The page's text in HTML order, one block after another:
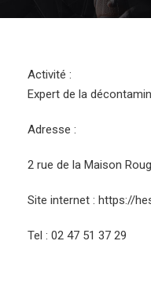
Activité :
Expert de la
Adresse :
2 rue de la Maison
Site internet : https://
Tel : 02 47 51 37 29